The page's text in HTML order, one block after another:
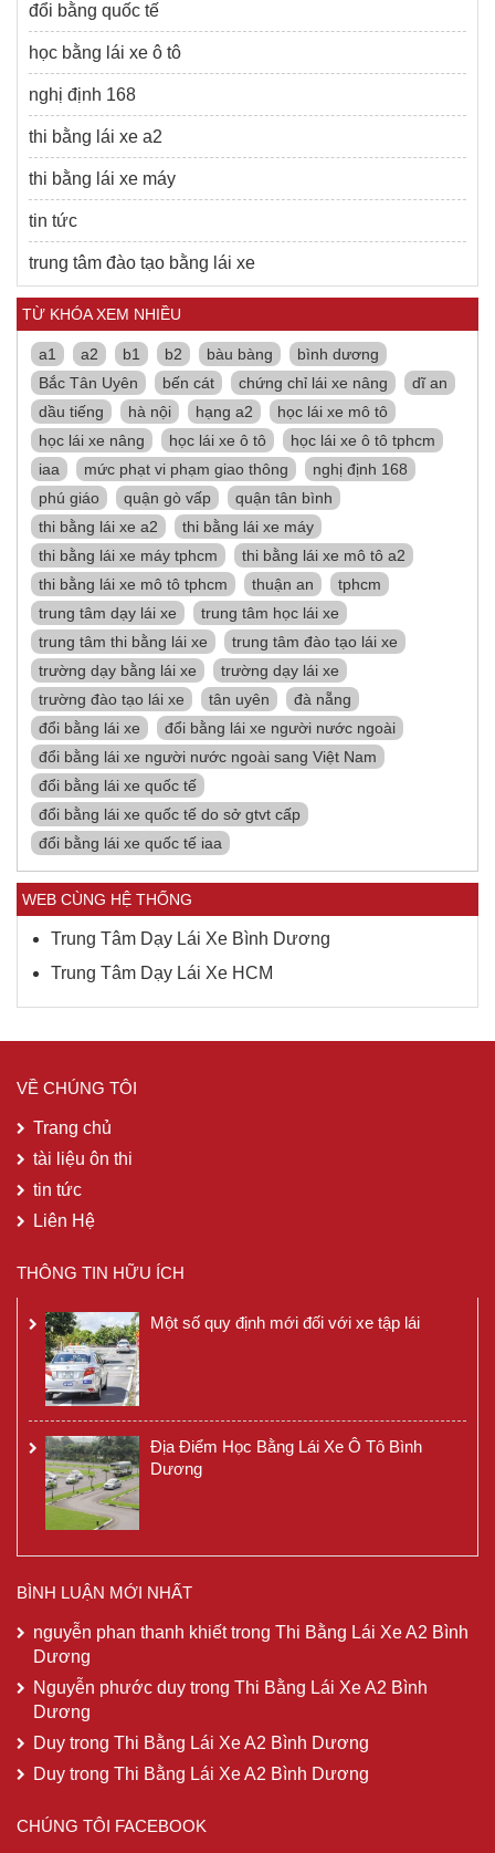
đổi bằng quốc tế
học bằng lái xe ô tô
nghị định 168
thi bằng lái xe a2
thi bằng lái xe máy
tin tức
trung tâm đào tạo bằng lái xe
TỪ KHÓA XEM NHIỀU
a1 a2 b1 b2 bàu bàng
bình dương
Bắc Tân Uyên
bến cát chứng chỉ lái xe nâng
dĩ an
dầu tiếng
hà nội hạng a2
học lái xe mô tô
học lái xe nâng
học lái xe ô tô
học lái xe ô tô tphcm
iaa
mức phạt vi phạm giao thông
nghị định 168
phú giáo
quận gò vấp
quận tân bình
thi bằng lái xe a2
thi bằng lái xe máy
thi bằng lái xe máy tphcm
thi bằng lái xe mô tô a2
thi bằng lái xe mô tô tphcm
thuận an
tphcm
trung tâm dạy lái xe
trung tâm học lái xe
trung tâm thi bằng lái xe
trung tâm đào tạo lái xe
trường dạy bằng lái xe
trường dạy lái xe
trường đào tạo lái xe
tân uyên
đà nẵng
đổi bằng lái xe
đổi bằng lái xe người nước ngoài
đổi bằng lái xe người nước ngoài sang Việt Nam
đổi bằng lái xe quốc tế
đổi bằng lái xe quốc tế do sở gtvt cấp
đổi bằng lái xe quốc tế iaa
WEB CÙNG HỆ THỐNG
Trung Tâm Dạy Lái Xe Bình Dương
Trung Tâm Dạy Lái Xe HCM
VỀ CHÚNG TÔI
Trang chủ
tài liệu ôn thi
tin tức
Liên Hệ
THÔNG TIN HỮU ÍCH
Một số quy định mới đối với xe tập lái
Địa Điểm Học Bằng Lái Xe Ô Tô Bình
Dương
BÌNH LUẬN MỚI NHẤT
nguyễn phan thanh khiếttrong Thi Bằng Lái Xe A2 Bình
Dương
Nguyễn phước duy trong Thi Bằng Lái Xe A2 Bình
Dương
Duy trong Thi Bằng Lái Xe A2 Bình Dương
Duy trong Thi Bằng Lái Xe A2 Bình Dương
CHÚNG TÔI FACEBOOK